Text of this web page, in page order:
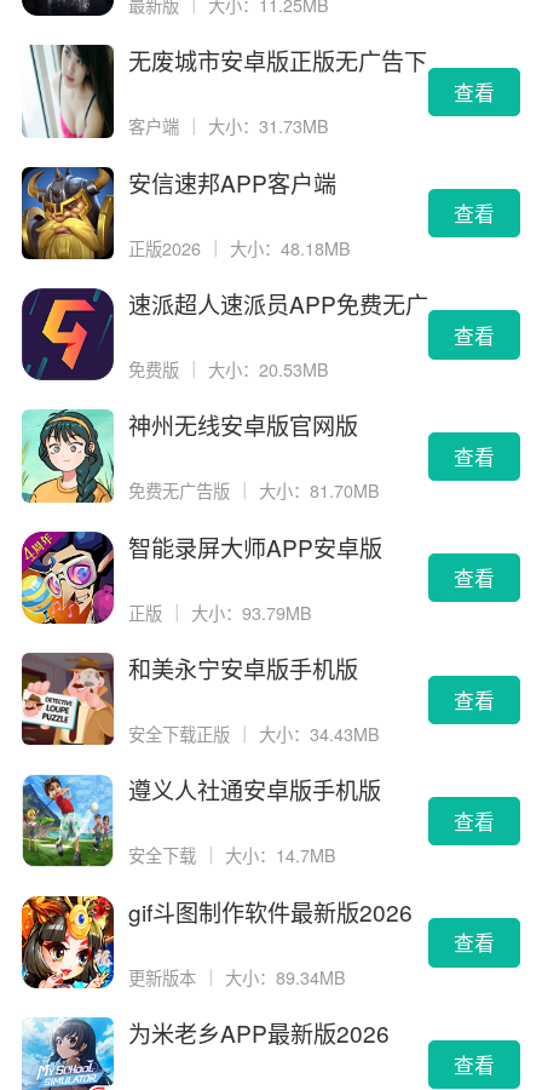
最新版 大小：11.25MB
无废城市安卓版正版无广告下
客户端 大小：31.73MB
查看
安信速邦APP客户端
正版2026 ｜ 大小：48.18MB
查看
速派超人速派员APP免费无广
免费版 大小：20.53MB
查看
神州无线安卓版官网版
免费无广告版 大小：81.70MB
查看
智能录屏大师APP安卓版
正版 ｜ 大小：93.79MB
查看
和美永宁安卓版手机版
安全下载正版 大小：34.43MB
查看
遵义人社通安卓版手机版
安全下载 大小：14.7MB
查看
gif斗图制作软件最新版2026
更新版本 ｜ 大小：89.34MB
查看
为米老乡APP最新版2026
查看